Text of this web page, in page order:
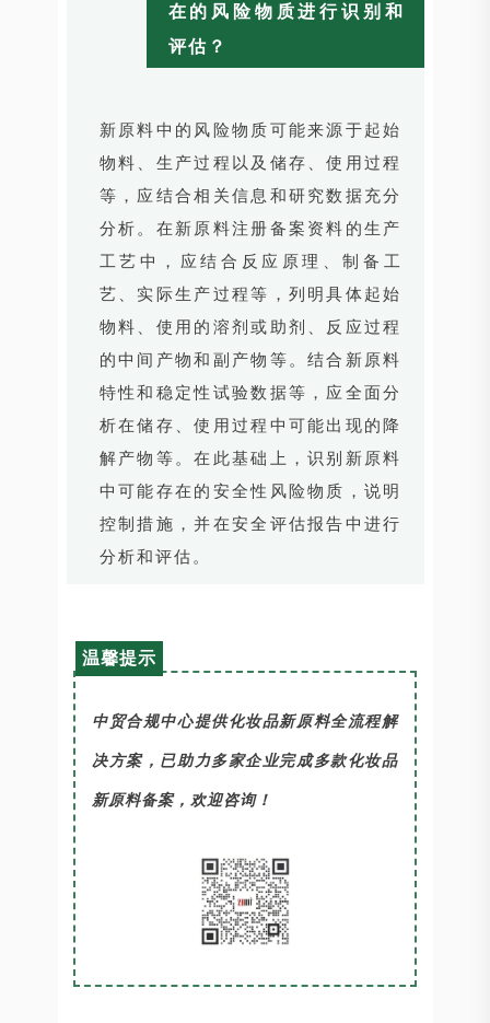
在的风险物质进行识别和
评估？
新原料中的风险物质可能来源于起始
物料、生产过程以及储存、使用过程
等，应结合相关信息和研究数据充分
分析。在新原料注册备案资料的生产
工艺中，应结合反应原理、制备工
艺、实际生产过程等，列明具体起始
物料、使用的溶剂或助剂、反应过程
的中间产物和副产物等。结合新原料
特性和稳定性试验数据等，应全面分
析在储存、使用过程中可能出现的降
解产物等。在此基础上，识别新原料
中可能存在的安全性风险物质，说明
控制措施，并在安全评估报告中进行
分析和评估。
温馨提示
中贸合规中心提供化妆品新原料全流程解
决方案，已助力多家企业完成多款化妆品
新原料备案，欢迎咨询！